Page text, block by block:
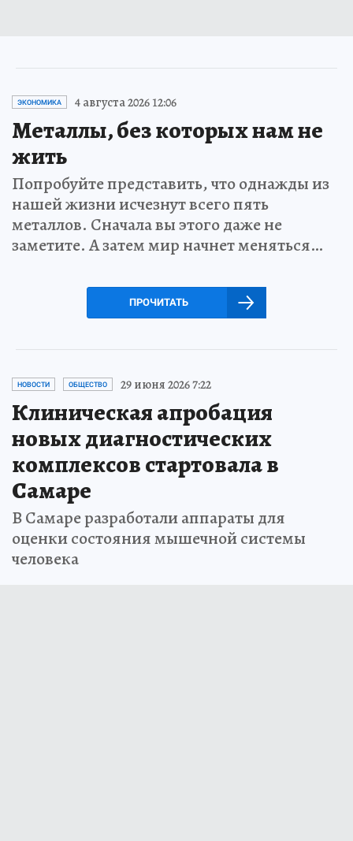
ЭКОНОМИКА 4 августа 2026 12:06
Металлы, без которых нам не
жить
Попробуйте представить, что однажды из
нашей жизни исчезнут всего пять
металлов. Сначала вы этого даже не
заметите. А затем мир начнет меняться…
ПРОЧИТАТЬ
НОВОСТИ ОБЩЕСТВО 29 июня 2026 7:22
Клиническая апробация
новых диагностических
комплексов стартовала в
Самаре
В Самаре разработали аппараты для
оценки состояния мышечной системы
человека